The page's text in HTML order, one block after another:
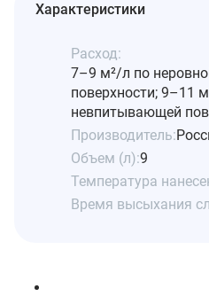
Характеристики
Расход:
7–9 м²/л по
поверхности; 9–11
невпитывающей
Производитель:
Объем (л):9
Температура
Время высыхания